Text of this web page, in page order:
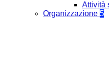
Attività
Organizzazione 5